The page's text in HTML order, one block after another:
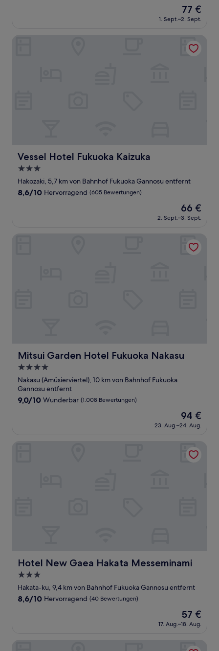
(24
Der
Preis
beträgt
77 €
1. Sept.–2. Sept.
Vessel Hotel Fukuoka Kaizuka
Vessel Hotel Fukuoka Kaizuka
3.0-
Sterne-
Unterkunft
Hakozaki, 5,7 km von Bahnhof Fukuoka Gannosu entfernt
8.6
Bewertungen)
8,6/10 Hervorragend (605 Bewertungen)
Der
Preis
beträgt
66 €
2. Sept.–3. Sept.
Mitsui Garden Hotel Fukuoka Nakasu
Mitsui Garden Hotel Fukuoka Nakasu
4.0-
Sterne-
Unterkunft
Nakasu (Amüsierviertel), 10 km von Bahnhof Fukuoka
Gannosu entfernt
9.0
Bewertungen)
9,0/10 Wunderbar (1.008 Bewertungen)
Der
Preis
beträgt
94 €
23. Aug.–24. Aug.
Hotel New Gaea Hakata Messeminami
Hotel New Gaea Hakata Messeminami
3.0-
Sterne-
Unterkunft
Hakata-ku, 9,4 km von Bahnhof Fukuoka Gannosu entfernt
8.6
Bewertungen)
8,6/10 Hervorragend (40 Bewertungen)
Der
Preis
beträgt
57 €
17. Aug.–18. Aug.